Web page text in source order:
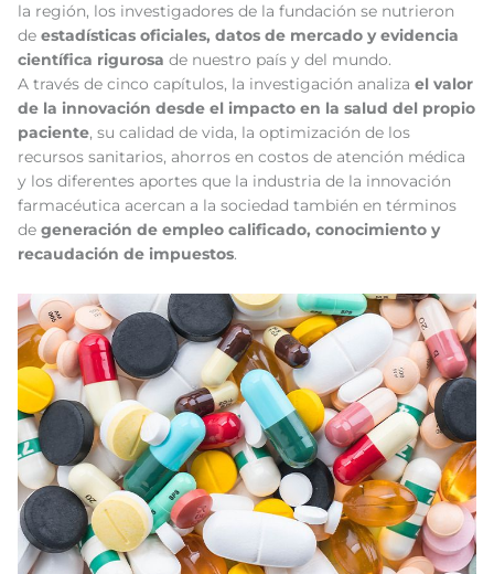
la región, los investigadores de la fundación se nutrieron
de estadísticas oficiales, datos de mercado y evidencia
científica rigurosa de nuestro país y del mundo.
A través de cinco capítulos, la investigación analiza el valor
de la innovación desde el impacto en la salud del propio
paciente, su calidad de vida, la optimización de los
recursos sanitarios, ahorros en costos de atención médica
y los diferentes aportes que la industria de la innovación
farmacéutica acercan a la sociedad también en términos
de generación de empleo calificado, conocimiento y
recaudación de impuestos.